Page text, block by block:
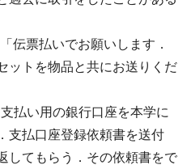
伝票払いでお願いします．
ットを物品と共にお送りくだ
払い用の銀行口座を本学に
支払口座登録依頼書を送付
してもらう．その依頼書をで